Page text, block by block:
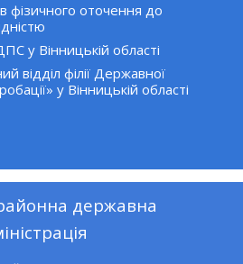
фізичного оточення до
у Вінницькій області
відділ філії Державної
у Вінницькій області
державна